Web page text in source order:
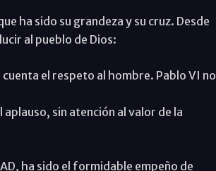
ha sido su grandeza y su cruz. Desde
al pueblo de Dios:
el respeto al hombre. Pablo VI no
sin atención al valor de la
ha sido el formidable empeño de